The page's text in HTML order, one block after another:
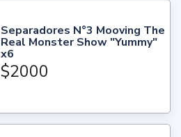
Separadores N°3 Mooving The
Real Monster Show "Yummy"
x6
$2000